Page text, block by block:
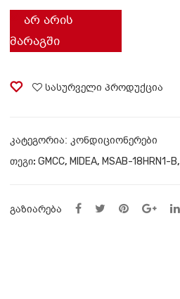
ᲐᲠ ᲐᲠᲘᲡ
ᲛᲐᲠᲐᲒᲨᲘ
სასურველი პროდუქცია
ᲙᲐᲢᲔᲒᲝᲠᲘᲐ: კონდიციონერები
ᲗᲔᲒᲘ: GMCC, MIDEA, MSAB-18HRN1-B,
ᲒᲐᲖᲘᲐᲠᲔᲑᲐ